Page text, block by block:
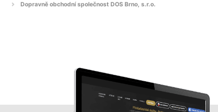
Dopravně obchodní společnost DOS Brno, s.r.o.